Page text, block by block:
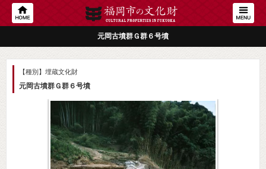
元岡古墳群Ｇ群６号墳
【種別】埋蔵文化財
元岡古墳群Ｇ群６号墳